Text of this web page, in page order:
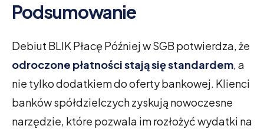
Podsumowanie
Debiut BLIK Płacę Później w SGB potwierdza, że
odroczone płatności stają się standardem, a
nie tylko dodatkiem do oferty bankowej. Klienci
banków spółdzielczych zyskują nowoczesne
narzędzie, które pozwala im rozłożyć wydatki na